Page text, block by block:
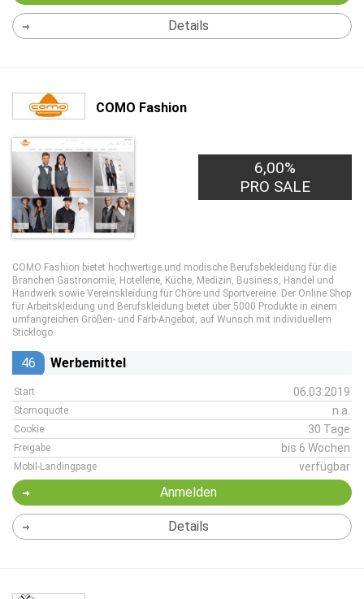
Details
COMO Fashion
6,00%
PRO SALE
COMO Fashion bietet hochwertige und modische Berufsbekleidung für die
Branchen Gastronomie, Hotellerie, Küche, Medizin, Business, Handel und
Handwerk sowie Vereinskleidung für Chöre und Sportvereine. Der Online Shop
für Arbeitskleidung und Berufskleidung bietet über 5000 Produkte in einem
umfangreichen Größen- und Farb-Angebot, auf Wunsch mit individuellem
Sticklogo.
46 Werbemittel
Start 06.03.2019
Stornoquote n.a.
Cookie 30 Tage
Freigabe bis 6 Wochen
Mobil-Landingpage verfügbar
Anmelden
Details